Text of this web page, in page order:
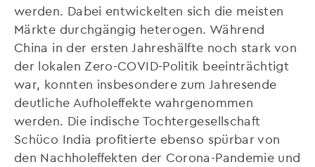
werden. Dabei entwickelten sich die meisten
Märkte durchgängig heterogen. Während
China in der ersten Jahreshälfte noch stark von
der lokalen Zero-COVID-Politik beeinträchtigt
war, konnten insbesondere zum Jahresende
deutliche Aufholeffekte wahrgenommen
werden. Die indische Tochtergesellschaft
Schüco India profitierte ebenso spürbar von
den Nachholeffekten der Corona-Pandemie und